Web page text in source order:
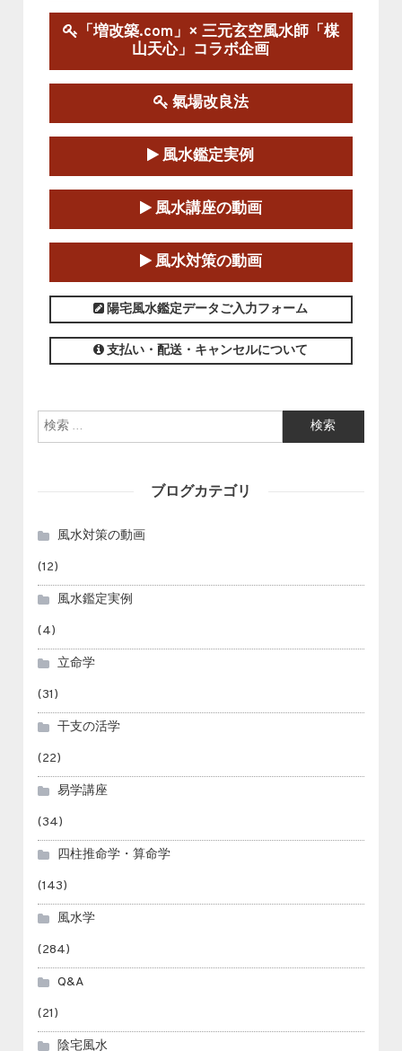
陰宅三元玄空風水講座
2025-06-07～2025-06-08
この講座の募集は終了しました。
第１８期立命塾『実践的易学講座』
2025-06-21～2025-08-24
この講座の募集は終了しました。
第１８期立命塾「実践的四柱立命学（四
柱推命学）講座」
2025-01-11～2025-05-11
この講座の募集は終了しました。
「増改築.com」× 三元玄空風水師「楳
山天心」コラボ企画
氣場改良法
風水鑑定実例
風水講座の動画
風水対策の動画
陽宅風水鑑定データご入力フォーム
支払い・配送・キャンセルについて
検索:
ブログカテゴリ
風水対策の動画
(12)
風水鑑定実例
(4)
立命学
(31)
干支の活学
(22)
易学講座
(34)
四柱推命学・算命学
(143)
風水学
(284)
Q&A
(21)
陰宅風水